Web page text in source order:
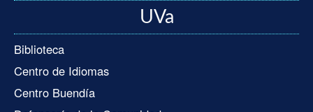
UVa
Biblioteca
Centro de Idiomas
Centro Buendía